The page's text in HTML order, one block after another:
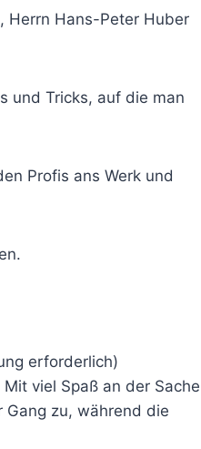
Herrn Hans-Peter Huber
und Tricks, auf die man
Profis ans Werk und
erforderlich)
viel Spaß an der Sache
Gang zu, während die